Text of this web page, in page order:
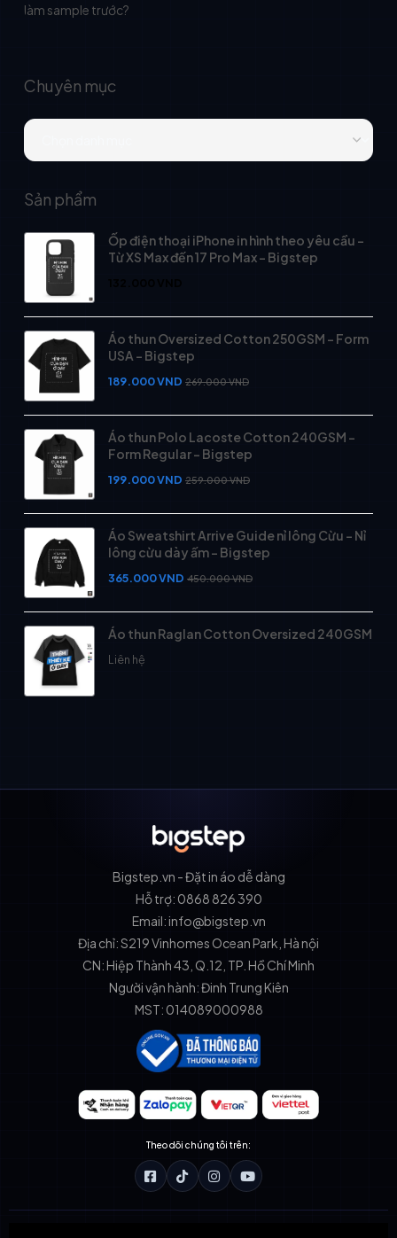
làm sample trước?
Chuyên mục
Sản phẩm
Ốp điện thoại iPhone in hình theo yêu cầu -
Từ XS Max đến 17 Pro Max - Bigstep
132.000 VND
Áo thun Oversized Cotton 250GSM - Form
USA - Bigstep
189.000VND 269.000VND
Áo thun Polo Lacoste Cotton 240GSM -
Form Regular - Bigstep
199.000VND 259.000VND
Áo Sweatshirt Arrive Guide nỉ lông Cừu - Nỉ
lông cừu dày ấm - Bigstep
365.000VND 450.000VND
Áo thun Raglan Cotton Oversized 240GSM
Liên hệ
Bigstep.vn - Đặt in áo dễ dàng
Hỗ trợ: 0868 826 390
Email: info@bigstep.vn
Địa chỉ: S219 Vinhomes Ocean Park, Hà nội
CN: Hiệp Thành 43, Q.12, TP. Hồ Chí Minh
Người vận hành: Đinh Trung Kiên
MST: 014089000988
Theo dõi chúng tôi trên: